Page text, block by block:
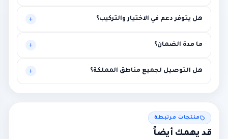
هل يتوفر دعم في الاختيار والتركيب؟
ما مدة الضمان؟
هل التوصيل لجميع مناطق المملكة؟
منتجات مرتبطة
قد يهمك أيضاً